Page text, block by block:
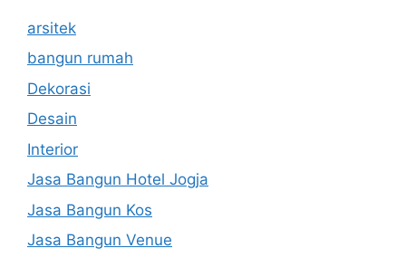
arsitek
bangun rumah
Dekorasi
Desain
Interior
Jasa Bangun Hotel Jogja
Jasa Bangun Kos
Jasa Bangun Venue